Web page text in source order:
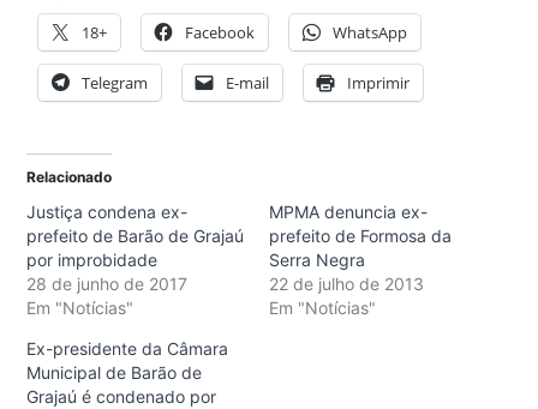
18+ Facebook WhatsApp
Telegram E-mail Imprimir
Relacionado
Justiça condena ex-
prefeito de Barão de Grajaú
por improbidade
28 de junho de 2017
Em "Notícias"
MPMA denuncia ex-
prefeito de Formosa da
Serra Negra
22 de julho de 2013
Em "Notícias"
Ex-presidente da Câmara
Municipal de Barão de
Grajaú é condenado por